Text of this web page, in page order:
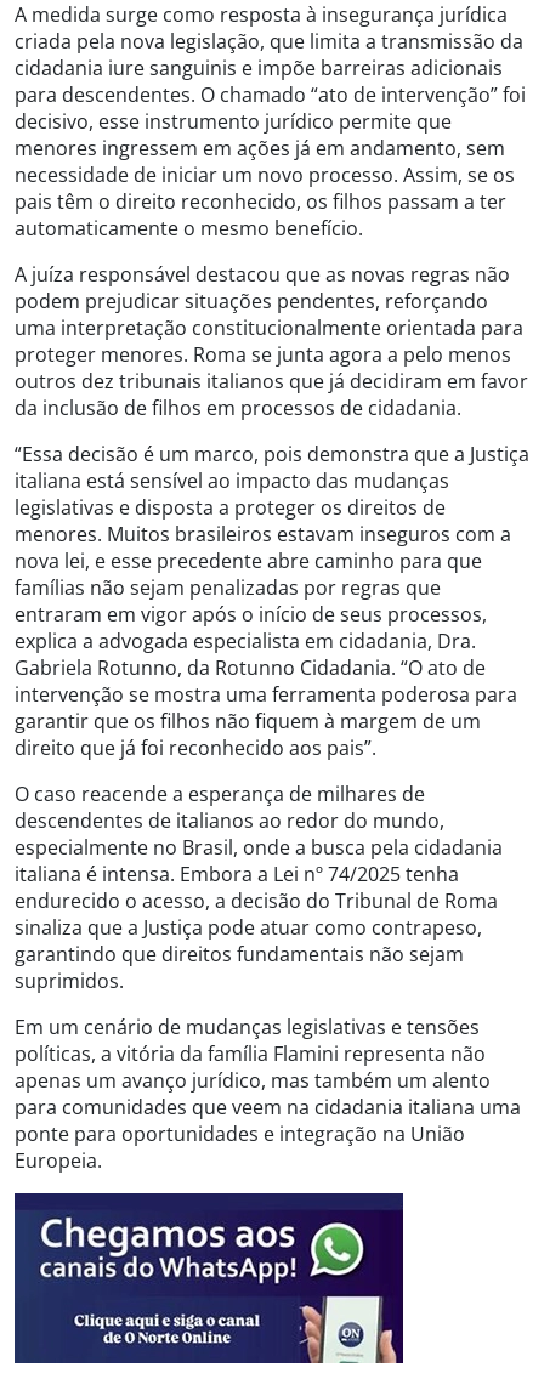
A medida surge como resposta à insegurança jurídica
criada pela nova legislação, que limita a transmissão da
cidadania iure sanguinis e impõe barreiras adicionais
para descendentes. O chamado “ato de intervenção” foi
decisivo, esse instrumento jurídico permite que
menores ingressem em ações já em andamento, sem
necessidade de iniciar um novo processo. Assim, se os
pais têm o direito reconhecido, os filhos passam a ter
automaticamente o mesmo benefício.
A juíza responsável destacou que as novas regras não
podem prejudicar situações pendentes, reforçando
uma interpretação constitucionalmente orientada para
proteger menores. Roma se junta agora a pelo menos
outros dez tribunais italianos que já decidiram em favor
da inclusão de filhos em processos de cidadania.
“Essa decisão é um marco, pois demonstra que a Justiça
italiana está sensível ao impacto das mudanças
legislativas e disposta a proteger os direitos de
menores. Muitos brasileiros estavam inseguros com a
nova lei, e esse precedente abre caminho para que
famílias não sejam penalizadas por regras que
entraram em vigor após o início de seus processos,
explica a advogada especialista em cidadania, Dra.
Gabriela Rotunno, da Rotunno Cidadania. “O ato de
intervenção se mostra uma ferramenta poderosa para
garantir que os filhos não fiquem à margem de um
direito que já foi reconhecido aos pais”.
O caso reacende a esperança de milhares de
descendentes de italianos ao redor do mundo,
especialmente no Brasil, onde a busca pela cidadania
italiana é intensa. Embora a Lei nº 74/2025 tenha
endurecido o acesso, a decisão do Tribunal de Roma
sinaliza que a Justiça pode atuar como contrapeso,
garantindo que direitos fundamentais não sejam
suprimidos.
Em um cenário de mudanças legislativas e tensões
políticas, a vitória da família Flamini representa não
apenas um avanço jurídico, mas também um alento
para comunidades que veem na cidadania italiana uma
ponte para oportunidades e integração na União
Europeia.